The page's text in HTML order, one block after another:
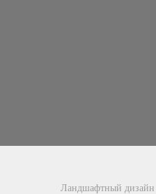
Ландшафтный